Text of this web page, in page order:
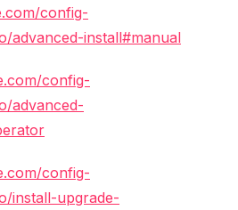
config-
advanced-install#manual
config-
advanced-
config-
install-upgrade-